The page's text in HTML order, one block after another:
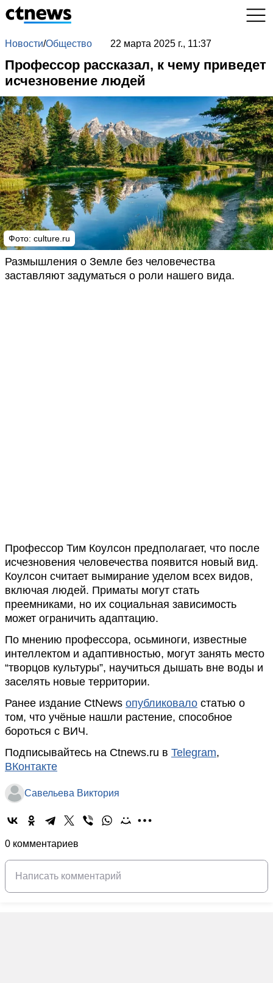
Новости/Общество 22 марта 2025 г., 11:37
Профессор рассказал, к чему приведет
исчезновение людей
Фото: culture.ru
Размышления о Земле без человечества
заставляют задуматься о роли нашего вида.
Профессор Тим Коулсон предполагает, что после
исчезновения человечества появится новый вид.
Коулсон считает вымирание уделом всех видов,
включая людей. Приматы могут стать
преемниками, но их социальная зависимость
может ограничить адаптацию.
По мнению профессора, осьминоги, известные
интеллектом и адаптивностью, могут занять место
“творцов культуры”, научиться дышать вне воды и
заселять новые территории.
Ранее издание CtNews опубликовало статью о
том, что учёные нашли растение, способное
бороться с ВИЧ.
Подписывайтесь на Ctnews.ru в Telegram,
ВКонтакте
Савельева Виктория
0 комментариев